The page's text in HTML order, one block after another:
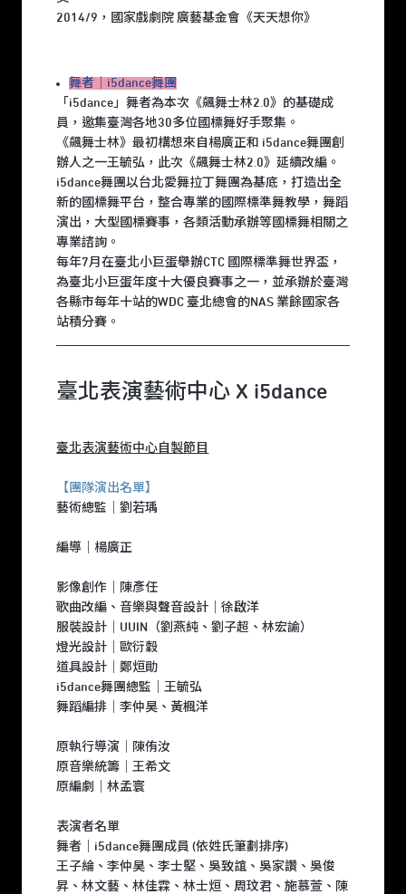
2014/9，國家戲劇院 廣藝基金會《天天想你》
舞者｜i5dance舞團
「i5dance」舞者為本次《飆舞士林2.0》的基礎成
員，邀集臺灣各地30多位國標舞好手聚集。
《飆舞士林》最初構想來自楊廣正和 i5dance舞團創
辦人之一王毓弘，此次《飆舞士林2.0》延續改編。
i5dance舞團以台北愛舞拉丁舞團為基底，打造出全
新的國標舞平台，整合專業的國際標準舞教學，舞蹈
演出，大型國標賽事，各類活動承辦等國標舞相關之
專業諮詢。
每年7月在臺北小巨蛋舉辦CTC 國際標準舞世界盃，
為臺北小巨蛋年度十大優良賽事之一，並承辦於臺灣
各縣市每年十站的WDC 臺北總會的NAS 業餘國家各
站積分賽。
臺北表演藝術中心 X i5dance
臺北表演藝術中心自製節目
【團隊演出名單】
藝術總監｜劉若瑀
編導｜楊廣正
影像創作｜陳彥任
歌曲改編、音樂與聲音設計｜徐啟洋
服裝設計｜UUIN（劉燕純、劉子超、林宏諭）
燈光設計｜歐衍穀
道具設計｜鄭烜勛
i5dance舞團總監｜王毓弘
舞蹈編排｜李仲昊、黃楓洋
原執行導演｜陳侑汝
原音樂統籌｜王希文
原編劇｜林孟寰
表演者名單
舞者｜i5dance舞團成員 (依姓氏筆劃排序)
王子綸、李仲昊、李士堅、吳致誼、吳家讚、吳俊
昇、林文藝、林佳霖、林士烜、周玟君、施慕萱、陳